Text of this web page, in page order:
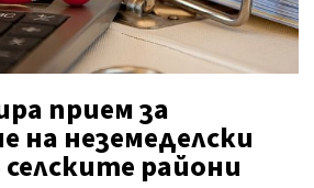
прием за
на неземеделски
райони